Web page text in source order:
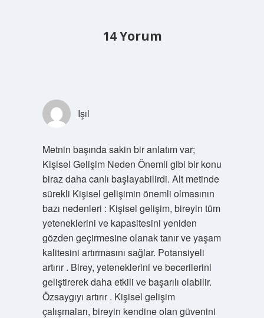
14 Yorum
Işıl
Metnin başında sakin bir anlatım var;
Kişisel Gelişim Neden Önemli gibi bir konu
biraz daha canlı başlayabilirdi. Alt metinde
sürekli Kişisel gelişimin önemli olmasının
bazı nedenleri : Kişisel gelişim, bireyin tüm
yeteneklerini ve kapasitesini yeniden
gözden geçirmesine olanak tanır ve yaşam
kalitesini artırmasını sağlar. Potansiyeli
artırır . Birey, yeteneklerini ve becerilerini
geliştirerek daha etkili ve başarılı olabilir.
Özsaygıyı artırır . Kişisel gelişim
çalışmaları, bireyin kendine olan güvenini